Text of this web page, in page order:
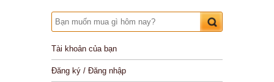
Tài khoản của bạn
Đăng ký / Đăng nhập